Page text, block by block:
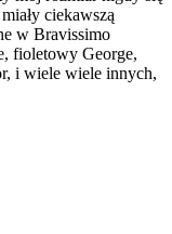
ciekawszą
w Bravissimo
fioletowy George,
i wiele wiele innych,